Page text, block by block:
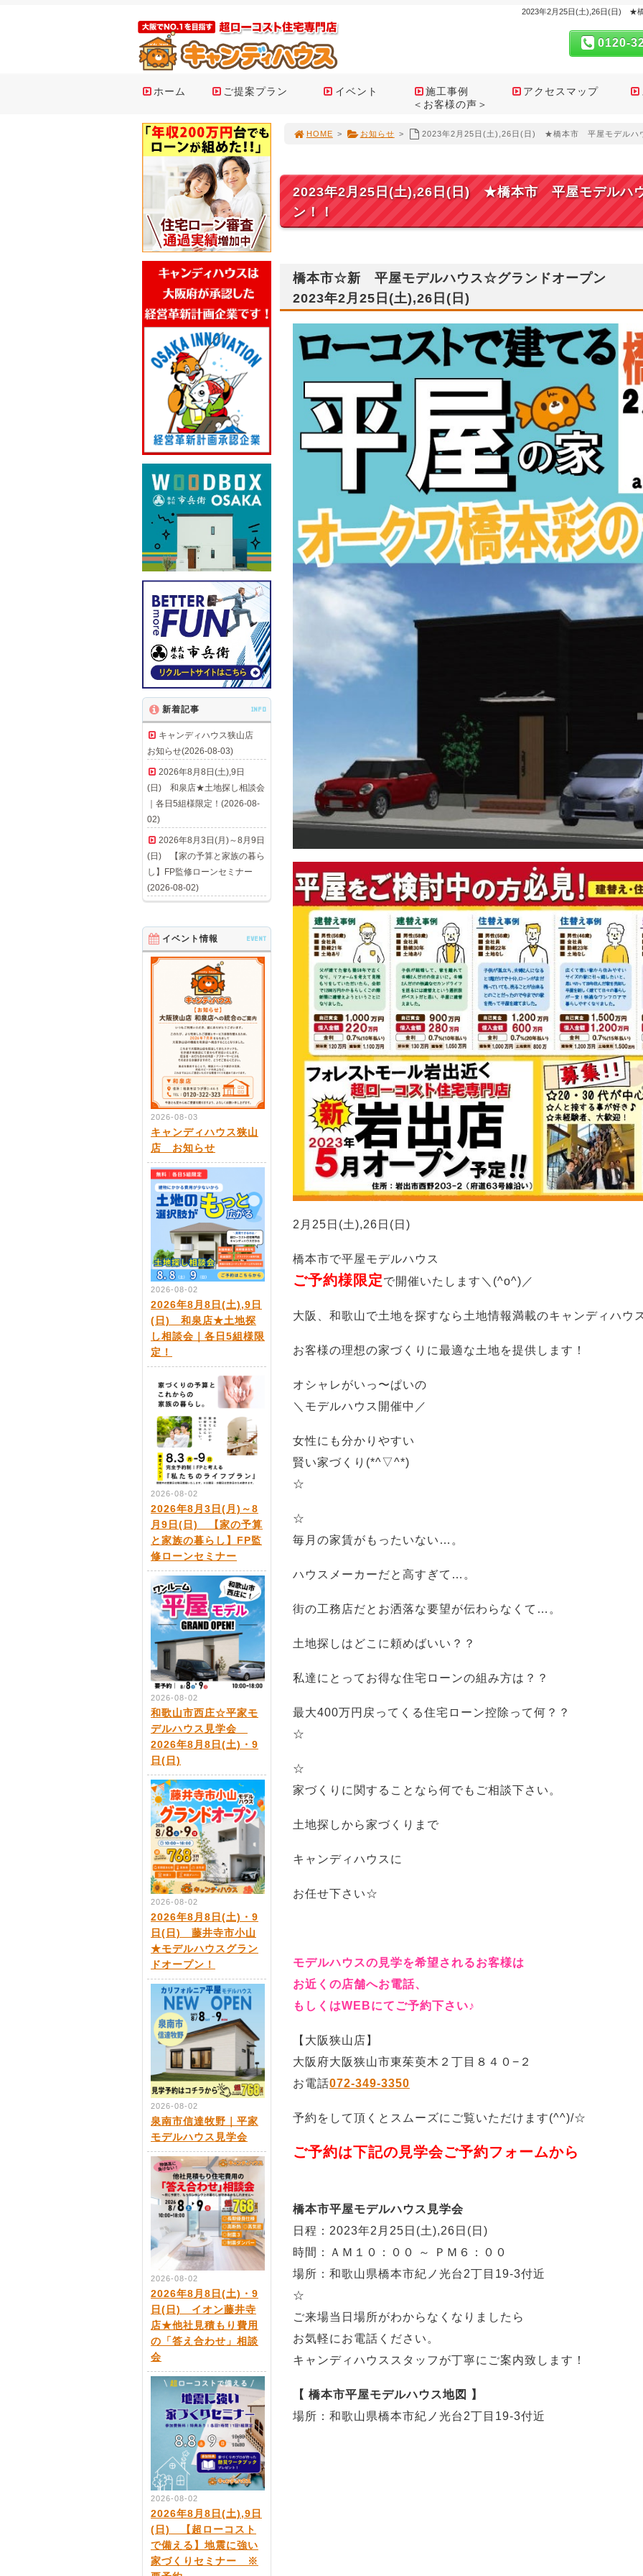
2023年2月25日(土),26日(日) ★
0120-
ホーム ご提案プラン イベント
施工事例
＜お客様の声＞
アクセスマップ
HOME > お知らせ > 2023年2月25日(土),26日(日) ★橋本市 平屋モデルハ
2023年2月25日(土),26日(日) ★橋本市 平屋モデルハ
ン！！
橋本市☆新 平屋モデルハウス☆グランドオープン
2023年2月25日(土),26日(日)
2月25日(土),26日(日)
橋本市で平屋モデルハウス
ご予約様限定で開催いたします＼(^o^)／
大阪、和歌山で土地を探すなら土地情報満載のキャンディハ
お客様の理想の家づくりに最適な土地を提供します！
オシャレがいっ〜ぱいの
＼モデルハウス開催中／
女性にも分かりやすい
賢い家づくり(*^▽^*)
☆
☆
毎月の家賃がもったいない…。
ハウスメーカーだと高すぎて…。
街の工務店だとお洒落な要望が伝わらなくて…。
土地探しはどこに頼めばいい？？
私達にとってお得な住宅ローンの組み方は？？
最大400万円戻ってくる住宅ローン控除って何？？
☆
☆
家づくりに関することなら何でもご相談下さい。
土地探しから家づくりまで
キャンディハウスに
お任せ下さい☆
モデルハウスの見学を希望されるお客様は
お近くの店舗へお電話、
もしくはWEBにてご予約下さい♪
【大阪狭山店】
大阪府大阪狭山市東茱萸木２丁目８４０−２
お電話072-349-3350
予約をして頂くとスムーズにご覧いただけます(^^)/☆
ご予約は下記の見学会ご予約フォームから
橋本市平屋モデルハウス見学会
日程：2023年2月25日(土),26日(日)
時間：ＡＭ１０：００ ～ ＰＭ６：００
場所：和歌山県橋本市紀ノ光台2丁目19-3付近
☆
ご来場当日場所がわからなくなりましたら
お気軽にお電話ください。
キャンディハウススタッフが丁寧にご案内致します！
【 橋本市平屋モデルハウス地図 】
場所：和歌山県橋本市紀ノ光台2丁目19-3付近
新着記事 INFO
キャンディハウス狭山店
お知らせ(2026-08-03)
2026年8月8日(土),9日
(日) 和泉店★土地探し相談会
｜各日5組様限定！(2026-08-
02)
2026年8月3日(月)～8月9日
(日) 【家の予算と家族の暮ら
し】FP監修ローンセミナー
(2026-08-02)
イベント情報 EVENT
2026-08-03
キャンディハウス狭山
店 お知らせ
2026-08-02
2026年8月8日(土),9日
(日) 和泉店★土地探
し相談会｜各日5組様限
定！
2026-08-02
2026年8月3日(月)～8
月9日(日) 【家の予算
と家族の暮らし】FP監
修ローンセミナー
2026-08-02
和歌山市西庄☆平家モ
デルハウス見学会
2026年8月8日(土)・9
日(日)
2026-08-02
2026年8月8日(土)・9
日(日) 藤井寺市小山
★モデルハウスグラン
ドオープン！
2026-08-02
泉南市信達牧野｜平家
モデルハウス見学会
2026-08-02
2026年8月8日(土)・9
日(日) イオン藤井寺
店★他社見積もり費用
の「答え合わせ」相談
会
2026-08-02
2026年8月8日(土),9日
(日) 【超ローコスト
で備える】地震に強い
家づくりセミナー ※